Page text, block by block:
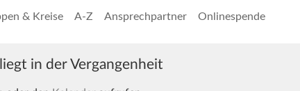
& Kreise A-Z Ansprechpartner Onlinespende
in der Vergangenheit